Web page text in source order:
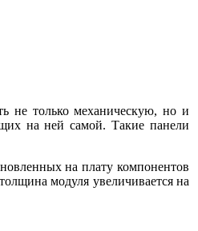
не только механическую, но и
на ней самой. Такие панели
на плату компонентов
модуля увеличивается на